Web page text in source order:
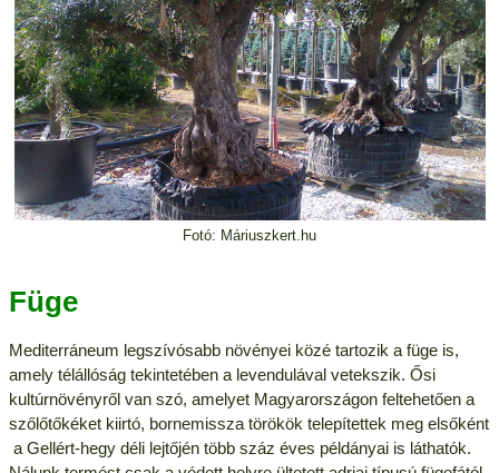
Fotó: Máriuszkert.hu
Füge
Mediterráneum legszívósabb növényei közé tartozik a füge is,
amely télállóság tekintetében a levendulával vetekszik. Ősi
kultúrnövényről van szó, amelyet Magyarországon feltehetően a
szőlőtőkéket kiirtó, bornemissza törökök telepítettek meg elsőként
 a Gellért-hegy déli lejtőjén több száz éves példányai is láthatók.